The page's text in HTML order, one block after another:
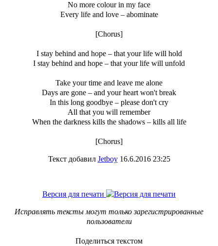
No more colour in my face
Every life and love – abominate
[Chorus]
I stay behind and hope – that your life will hold
I stay behind and hope – that your life will unfold
Take your time and leave me alone
Days are gone – and your heart won't break
In this long goodbye – please don't cry
All that you will remember
When the darkness kills the shadows – kills all life
[Chorus]
Текст добавил Jetboy16.6.2016 23:25
Версия для печати
Исправлять тексты могут только зарегистрированные
пользователи
Поделиться текстом